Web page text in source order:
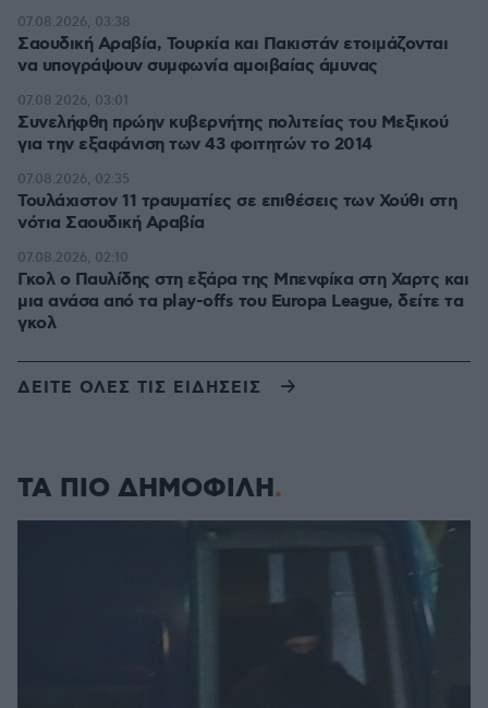
Σαουδική Αραβία, Τουρκία και Πακιστάν ετοιμάζονται
να υπογράψουν συμφωνία αμοιβαίας άμυνας
07.08.2026, 03:38
Συνελήφθη πρώην κυβερνήτης πολιτείας του Μεξικού
για την εξαφάνιση των 43 φοιτητών το 2014
07.08.2026, 03:01
Τουλάχιστον 11 τραυματίες σε επιθέσεις των Χούθι στη
νότια Σαουδική Αραβία
07.08.2026, 02:35
Γκολ ο Παυλίδης στη εξάρα της Μπενφίκα στη Χαρτς και
μια ανάσα από τα play-offs του Europa League, δείτε τα
γκολ
07.08.2026, 02:10
ΔΕΙΤΕ ΟΛΕΣ ΤΙΣ ΕΙΔΗΣΕΙΣ
ΤΑ ΠΙΟ ΔΗΜΟΦΙΛΗ